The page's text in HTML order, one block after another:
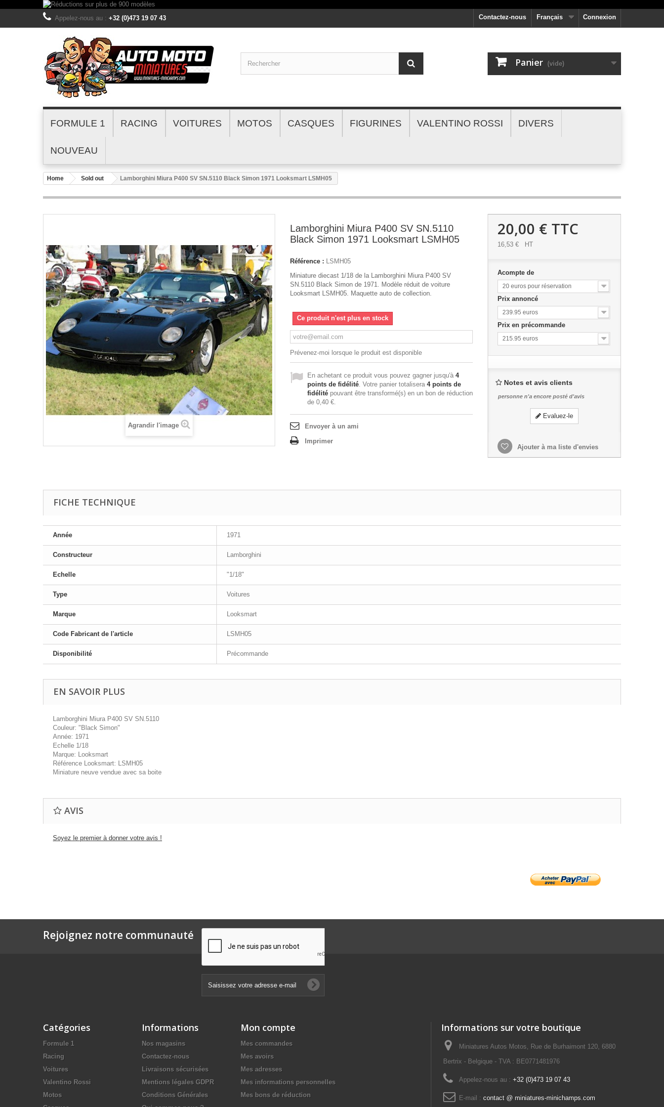
Connexion
Français
Contactez-nous
Appelez-nous au : +32 (0)473 19 07 43
Panier (vide)
FORMULE 1 RACING VOITURES MOTOS CASQUES FIGURINES VALENTINO ROSSI DIVERS
NOUVEAU
Home Sold out Lamborghini Miura P400 SV SN.5110 Black Simon 1971 Looksmart LSMH05
Agrandir l'image
Lamborghini Miura P400 SV SN.5110
Black Simon 1971 Looksmart LSMH05
Référence : LSMH05
Miniature diecast 1/18 de la Lamborghini Miura P400 SV
SN.5110 Black Simon de 1971. Modèle réduit de voiture
Looksmart LSMH05. Maquette auto de collection.
Ce produit n'est plus en stock
Prévenez-moi lorsque le produit est disponible
En achetant ce produit vous pouvez gagner jusqu'à 4
points de fidélité. Votre panier totalisera 4points de
fidélité pouvant être transformé(s) en un bon de réduction
de 0,40 €.
Envoyer à un ami
Imprimer
20,00 € TTC
16,53 € HT
Acompte de
20 euros pour réservation
Prix annoncé
239.95 euros
Prix en précommande
215.95 euros
Notes et avis clients
personne n'a encore posté d'avis
Evaluez-le
Ajouter à ma liste d'envies
FICHE TECHNIQUE
Année 1971
Constructeur Lamborghini
Echelle "1/18"
Type Voitures
Marque Looksmart
Code Fabricant de l'article LSMH05
Disponibilité Précommande
EN SAVOIR PLUS
Lamborghini Miura P400 SV SN.5110
Couleur: "Black Simon"
Année: 1971
Echelle 1/18
Marque: Looksmart
Référence Looksmart: LSMH05
Miniature neuve vendue avec sa boite
AVIS
Soyez le premier à donner votre avis !
Rejoignez notre communauté
Catégories
Formule 1
Racing
Voitures
Valentino Rossi
Motos
Informations
Nos magasins
Contactez-nous
Livraisons sécurisées
Mentions légales GDPR
Conditions Générales
Mon compte
Mes commandes
Mes avoirs
Mes adresses
Mes informations personnelles
Mes bons de réduction
Informations sur votre boutique
Miniatures Autos Motos, Rue de Burhaimont 120, 6880
Bertrix - Belgique - TVA : BE0771481976
Appelez-nous au : +32 (0)473 19 07 43
E-mail : contact @ miniatures-minichamps.com